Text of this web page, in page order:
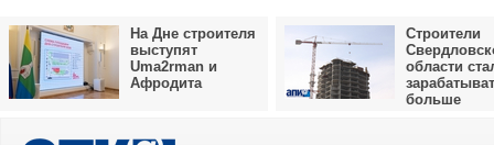
На Дне строителя
выступят
Uma2rman и
Афродита
Строители
области
больше